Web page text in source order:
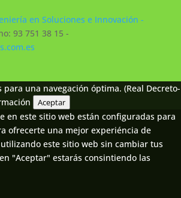
en Soluciones e Innovación -
93 751 38 15 -
para una navegación óptima. (Real Decreto-
Aceptar
en este sitio web están configuradas para
ofrecerte una mejor experiéncia de
este sitio web sin cambiar tus
"Aceptar" estarás consintiendo las